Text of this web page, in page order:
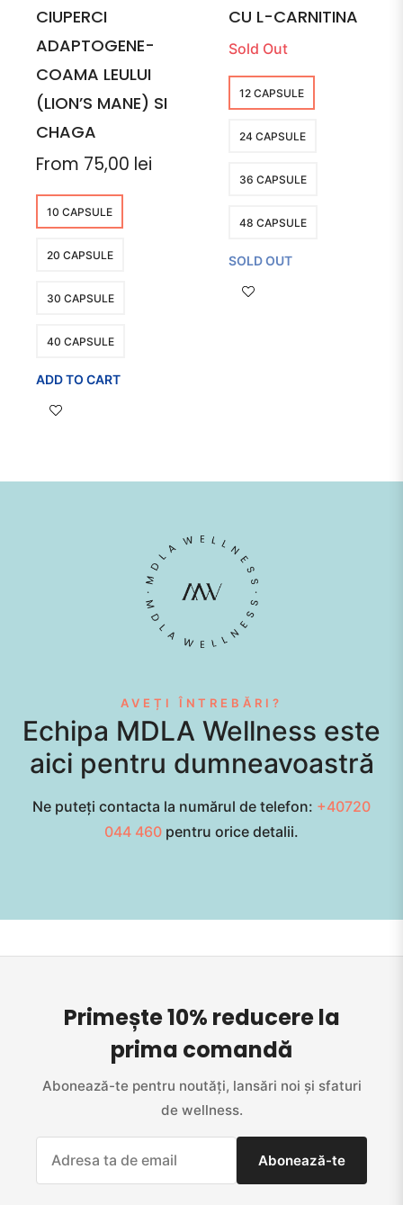
CIUPERCI
ADAPTOGENE-
COAMA LEULUI
(LION’S MANE) SI
CHAGA
From 75,00 lei
10 CAPSULE
20 CAPSULE
30 CAPSULE
40 CAPSULE
ADD TO CART
CU L-CARNITINA
Sold Out
12 CAPSULE
24 CAPSULE
36 CAPSULE
48 CAPSULE
SOLD OUT
AVEȚI ÎNTREBĂRI?
Echipa MDLA Wellness este
aici pentru dumneavoastră
Ne puteți contacta la numărul de telefon: +40720
044 460 pentru orice detalii.
Primește 10% reducere la
prima comandă
Abonează-te pentru noutăți, lansări noi și sfaturi
de wellness.
Abonează-te